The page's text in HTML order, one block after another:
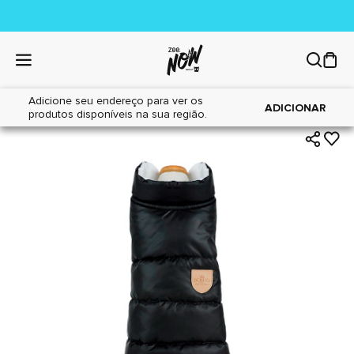
Adicione seu endereço para ver os
produtos disponíveis na sua região.
ADICIONAR
Home|Cães|Acessórios